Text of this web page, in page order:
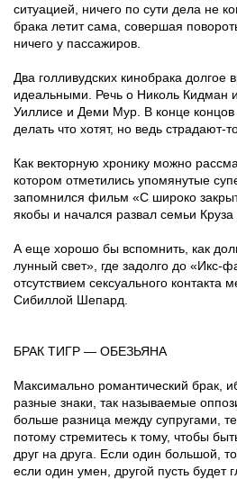
ситуацией, ничего по сути дела не
брака летит сама, совершая
ничего у пассажиров.
Два голливудских кинобрака долгое
идеальными. Речь о Николь Кидман
Уиллисе и Деми Мур. В конце
делать что хотят, но ведь страдают-
Как векторную хронику можно
котором отметились упомянутые
запомнился фильм «С широко
якобы и начался развал семьи
А еще хорошо бы вспомнить, как
лунный свет», где задолго до «Икс-
отсутствием сексуального
Сибиллой Шепард.
БРАК ТИГР — ОБЕЗЬЯНА
Максимально романтический брак,
разные знаки, так называемые
больше разница между супругами,
потому стремитесь к тому, чтобы
друг на друга. Если один большой,
если один умен, другой пусть будет